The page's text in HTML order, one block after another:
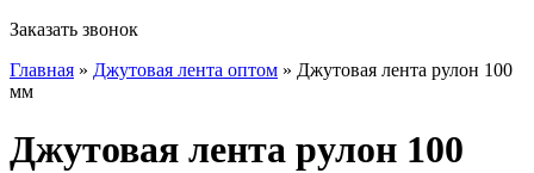
Заказать звонок
Главная » Джутовая лента оптом » Джутовая лента рулон 100
мм
Джутовая лента рулон 100